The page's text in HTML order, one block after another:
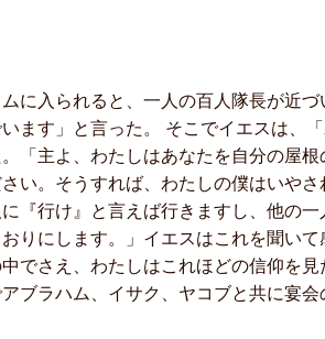
に入られると、一人の百人隊長が近
ます」と言った。 そこでイエスは、
「主よ、わたしはあなたを自分の屋
い。そうすれば、わたしの僕はいや
『行け』と言えば行きますし、他の
りにします。」イエスはこれを聞いて
でさえ、わたしはこれほどの信仰を
ブラハム、イサク、ヤコブと共に宴会